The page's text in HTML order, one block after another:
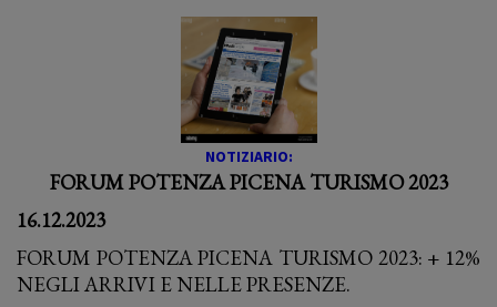
NOTIZIARIO:
FORUM POTENZA PICENA TURISMO 2023
16.12.2023
FORUM POTENZA PICENA TURISMO 2023: + 12%
NEGLI ARRIVI E NELLE PRESENZE.